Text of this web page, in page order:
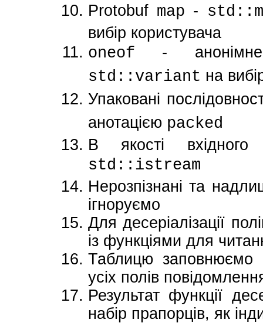
Protobuf map -
вибір користувача
oneof -
std::variant на
Упаковані
анотацією packed
В якості
std::istream
Нерозпізнані та
ігноруємо
Для десеріалізації
із функціями для
Таблицю заповнюємо
усіх полів
Результат функції
набір прапорців, як